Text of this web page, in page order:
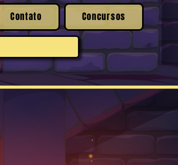
Contato Concursos